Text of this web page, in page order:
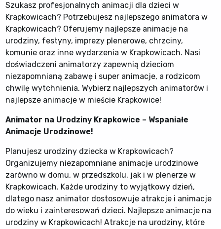
Szukasz profesjonalnych animacji dla dzieci w
Krapkowicach? Potrzebujesz najlepszego animatora w
Krapkowicach? Oferujemy najlepsze animacje na
urodziny, festyny, imprezy plenerowe, chrzciny,
komunie oraz inne wydarzenia w Krapkowicach. Nasi
doświadczeni animatorzy zapewnią dzieciom
niezapomnianą zabawę i super animacje, a rodzicom
chwilę wytchnienia. Wybierz najlepszych animatorów i
najlepsze animacje w mieście Krapkowice!
Animator na Urodziny Krapkowice – Wspaniałe
Animacje Urodzinowe!
Planujesz urodziny dziecka w Krapkowicach?
Organizujemy niezapomniane animacje urodzinowe
zarówno w domu, w przedszkolu, jak i w plenerze w
Krapkowicach. Każde urodziny to wyjątkowy dzień,
dlatego nasz animator dostosowuje atrakcje i animacje
do wieku i zainteresowań dzieci. Najlepsze animacje na
urodziny w Krapkowicach! Atrakcje na urodziny, które